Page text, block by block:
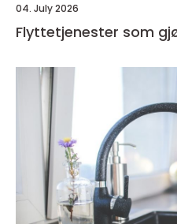
04. July 2026
Flyttetjenester som